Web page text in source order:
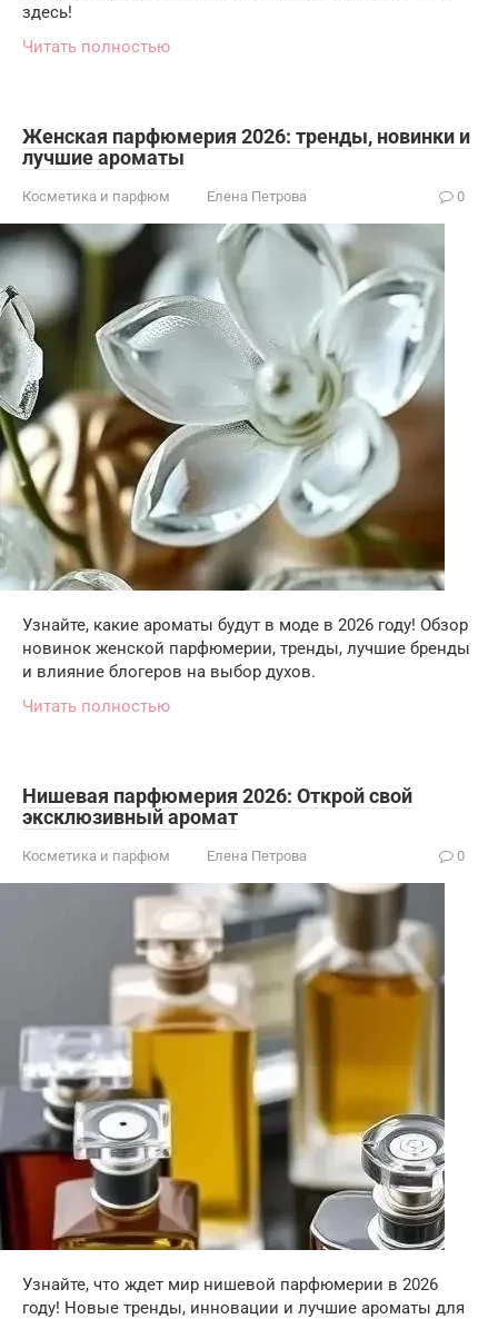
здесь!
Читать полностью
Женская парфюмерия 2026: тренды, новинки и
лучшие ароматы
Косметика и парфюм Елена Петрова 0
Узнайте, какие ароматы будут в моде в 2026 году! Обзор
новинок женской парфюмерии, тренды, лучшие бренды
и влияние блогеров на выбор духов.
Читать полностью
Нишевая парфюмерия 2026: Открой свой
эксклюзивный аромат
Косметика и парфюм Елена Петрова 0
Узнайте, что ждет мир нишевой парфюмерии в 2026
году! Новые тренды, инновации и лучшие ароматы для